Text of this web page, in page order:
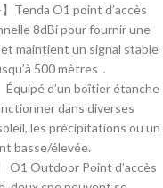
Tenda O1 point d’accès
8dBi pour fournir une
maintient un signal stable
500 mètres．
d’un boîtier étanche
dans diverses
les précipitations ou un
basse/élevée.
O1 Outdoor Point d’accès